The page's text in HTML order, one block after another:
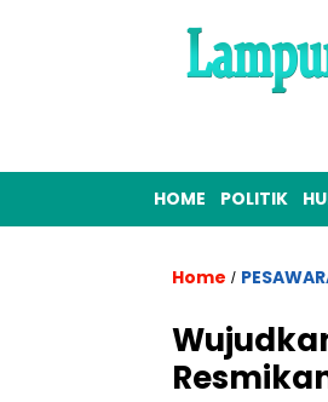
HOME POLITIK
Home /